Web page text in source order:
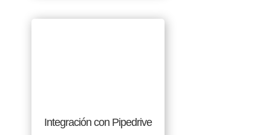
Integración con Pipedrive